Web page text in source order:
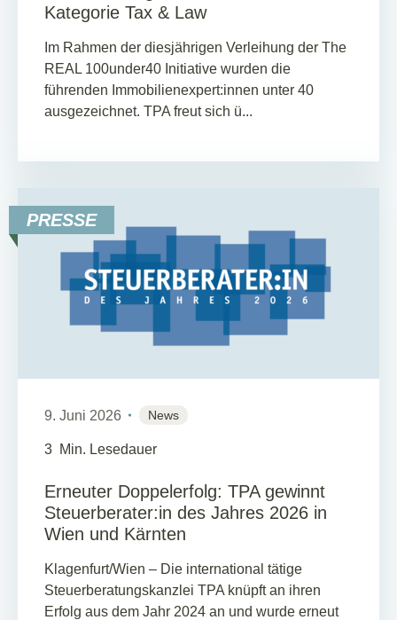
Kategorie Tax & Law
Im Rahmen der diesjährigen Verleihung der The
REAL 100under40 Initiative wurden die
führenden Immobilienexpert:innen unter 40
ausgezeichnet. TPA freut sich ü...
PRESSE
9. Juni 2026 News
3 Min. Lesedauer
Erneuter Doppelerfolg: TPA gewinnt
Steuerberater:in des Jahres 2026 in
Wien und Kärnten
Klagenfurt/Wien – Die international tätige
Steuerberatungskanzlei TPA knüpft an ihren
Erfolg aus dem Jahr 2024 an und wurde erneut